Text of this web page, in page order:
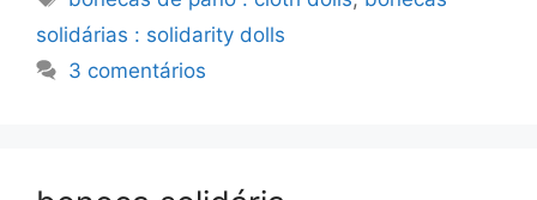
solidárias : solidarity dolls
3 comentários